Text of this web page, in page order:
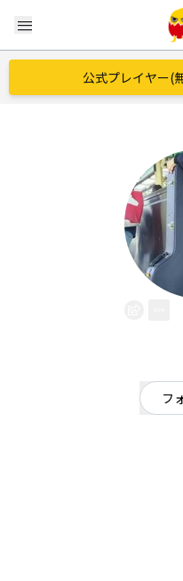
menu
公式プレイヤー(
フ